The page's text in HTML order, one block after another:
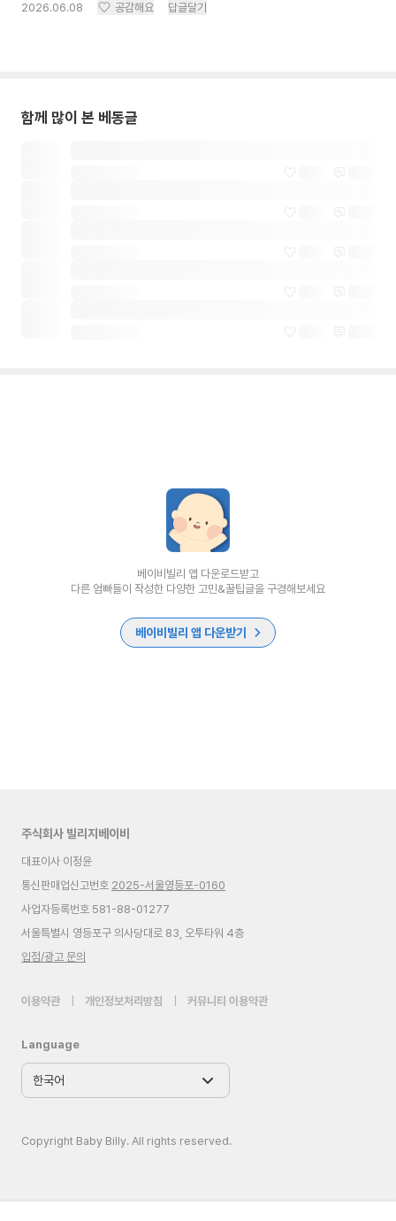
2026.06.08 공감해요 답글달기
함께 많이 본 베동글
베이비빌리 앱 다운로드받고
다른 엄빠들이 작성한 다양한 고민&꿀팁글을 구경해보세요
베이비빌리 앱 다운받기
주식회사 빌리지베이비
대표이사 이정윤
통신판매업신고번호 2025-서울영등포-0160
사업자등록번호 581-88-01277
서울특별시 영등포구 의사당대로 83, 오투타워 4층
입점/광고 문의
이용약관 개인정보처리방침 커뮤니티 이용약관
Language
Copyright Baby Billy. All rights reserved.